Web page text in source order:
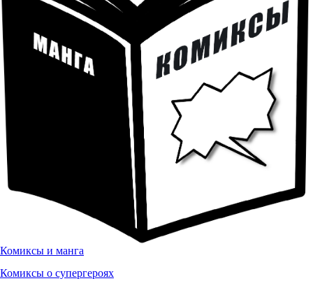
Комиксы и манга
Комиксы о супергероях